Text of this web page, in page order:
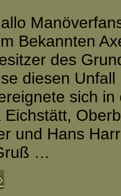
Bekannten
des
diesen
sich
Eichstätt,
und Hans
…